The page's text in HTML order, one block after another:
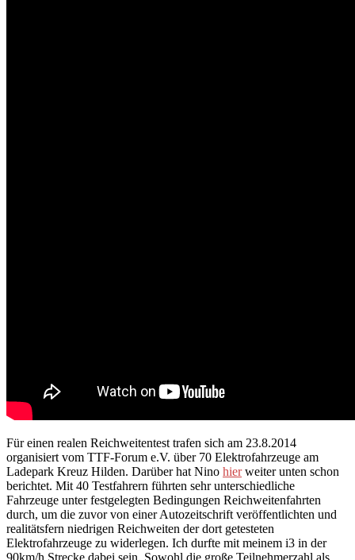
Für einen realen Reichweitentest trafen sich am 23.8.2014
organisiert vom TTF-Forum e.V. über 70 Elektrofahrzeuge am
Ladepark Kreuz Hilden. Darüber hat Nino hierweiter unten schon
berichtet. Mit 40 Testfahrern führten sehr unterschiedliche
Fahrzeuge unter festgelegten Bedingungen Reichweitenfahrten
durch, um die zuvor von einer Autozeitschrift veröffentlichten und
realitätsfern niedrigen Reichweiten der dort getesteten
Elektrofahrzeuge zu widerlegen. Ich durfte mit meinem i3 in der
90km/h Strecke dabei sein. Sowohl die große Teilnehmerzahl als